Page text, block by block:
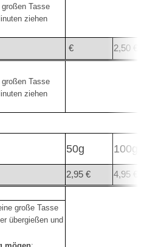
Tasse
ziehen
€ 2,50 €
Tasse
ziehen
50g 100g
2,95 € 4,95 €
große Tasse
übergießen und